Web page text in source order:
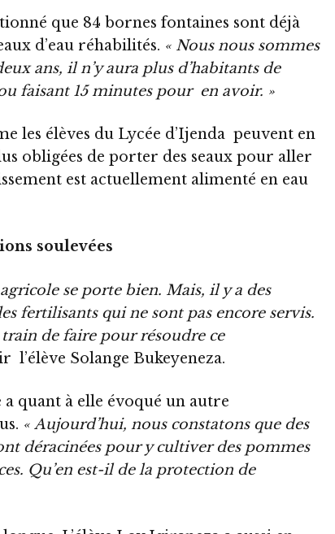
que 84 bornes fontaines sont déjà
d’eau réhabilités. « Nous nous sommes
ans, il n’y aura plus d’habitants de
faisant 15 minutes pour en avoir. »
les élèves du Lycée d’Ijenda peuvent en
obligées de porter des seaux pour aller
est actuellement alimenté en eau
soulevées
se porte bien. Mais, il y a des
fertilisants qui ne sont pas encore servis.
train de faire pour résoudre ce
l’élève Solange Bukeyeneza.
quant à elle évoqué un autre
« Aujourd’hui, nous constatons que des
déracinées pour y cultiver des pommes
Qu’en est-il de la protection de